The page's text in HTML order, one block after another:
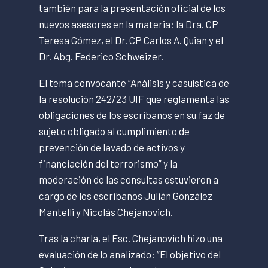
también para la presentación oficial de los
nuevos asesores en la materia: la Dra. CP
Teresa Gómez, el Dr. CP Carlos A. Quian y el
Dr. Abg. Federico Schweizer.
El tema convocante “Análisis y casuística de
la resolución 242/23 UIF que reglamenta las
obligaciones de los escribanos en su faz de
sujeto obligado al cumplimiento de
prevención de lavado de activos y
financiación del terrorismo” y la
moderación de las consultas estuvieron a
cargo de los escribanos Julián González
Mantelli y Nicolás Chejanovich.
Tras la charla, el Esc. Chejanovich hizo una
evaluación de lo analizado: “El objetivo del